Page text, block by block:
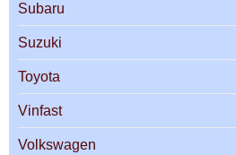
Subaru
Suzuki
Toyota
Vinfast
Volkswagen